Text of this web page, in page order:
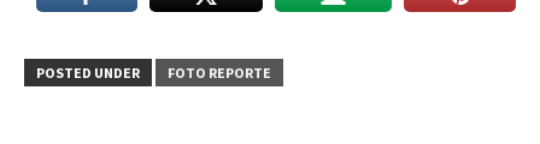
POSTED UNDER FOTO REPORTE